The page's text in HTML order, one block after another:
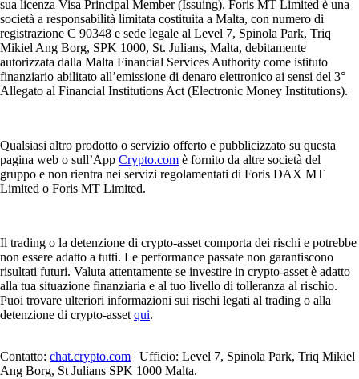
sua licenza Visa Principal Member (Issuing). Foris MT Limited è una
società a responsabilità limitata costituita a Malta, con numero di
registrazione C 90348 e sede legale al Level 7, Spinola Park, Triq
Mikiel Ang Borg, SPK 1000, St. Julians, Malta, debitamente
autorizzata dalla Malta Financial Services Authority come istituto
finanziario abilitato all’emissione di denaro elettronico ai sensi del 3°
Allegato al Financial Institutions Act (Electronic Money Institutions).
Qualsiasi altro prodotto o servizio offerto e pubblicizzato su questa
pagina web o sull’App Crypto.com è fornito da altre società del
gruppo e non rientra nei servizi regolamentati di Foris DAX MT
Limited o Foris MT Limited.
Il trading o la detenzione di crypto-asset comporta dei rischi e potrebbe
non essere adatto a tutti. Le performance passate non garantiscono
risultati futuri. Valuta attentamente se investire in crypto-asset è adatto
alla tua situazione finanziaria e al tuo livello di tolleranza al rischio.
Puoi trovare ulteriori informazioni sui rischi legati al trading o alla
detenzione di crypto-asset qui.
Contatto: chat.crypto.com | Ufficio: Level 7, Spinola Park, Triq Mikiel
Ang Borg, St Julians SPK 1000 Malta.